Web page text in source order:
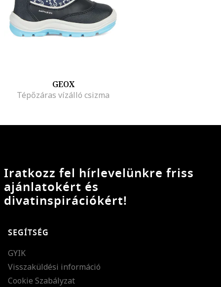
GEOX
Tépőzáras vízálló csizma
Iratkozz fel hírlevelünkre friss
ajánlatokért és
divatinspirációkért!
SEGÍTSÉG
GYIK
Visszaküldési információ
Cookie Szabályzat